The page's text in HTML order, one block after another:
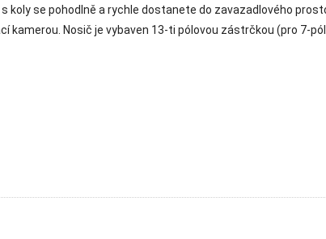
se pohodlně a rychle dostanete do zavazadlového
Nosič je vybaven 13-ti pólovou zástrčkou (pro 7-